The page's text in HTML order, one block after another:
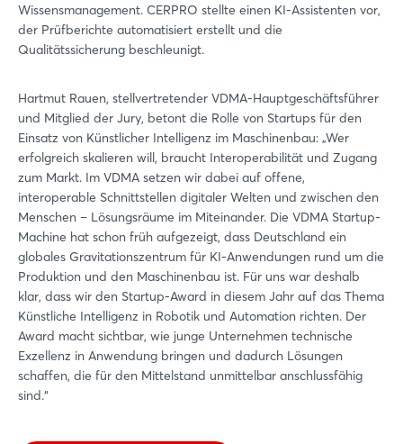
Wissensmanagement. CERPRO stellte einen KI-Assistenten vor,
der Prüfberichte automatisiert erstellt und die
Qualitätssicherung beschleunigt.
Hartmut Rauen, stellvertretender VDMA-Hauptgeschäftsführer
und Mitglied der Jury, betont die Rolle von Startups für den
Einsatz von Künstlicher Intelligenz im Maschinenbau: „Wer
erfolgreich skalieren will, braucht Interoperabilität und Zugang
zum Markt. Im VDMA setzen wir dabei auf offene,
interoperable Schnittstellen digitaler Welten und zwischen den
Menschen – Lösungsräume im Miteinander. Die VDMA Startup-
Machine hat schon früh aufgezeigt, dass Deutschland ein
globales Gravitationszentrum für KI-Anwendungen rund um die
Produktion und den Maschinenbau ist. Für uns war deshalb
klar, dass wir den Startup-Award in diesem Jahr auf das Thema
Künstliche Intelligenz in Robotik und Automation richten. Der
Award macht sichtbar, wie junge Unternehmen technische
Exzellenz in Anwendung bringen und dadurch Lösungen
schaffen, die für den Mittelstand unmittelbar anschlussfähig
sind.“